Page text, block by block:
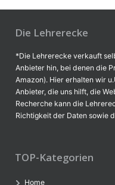
Die Lehrerecke
*Die Lehrerecke verkauft
Anbieter hin, bei denen die
Amazon). Hier erhalten wir
Anbieter, die uns hilft, die
Recherche kann die
Richtigkeit der Daten sowie
TOP-Kategorien
Home